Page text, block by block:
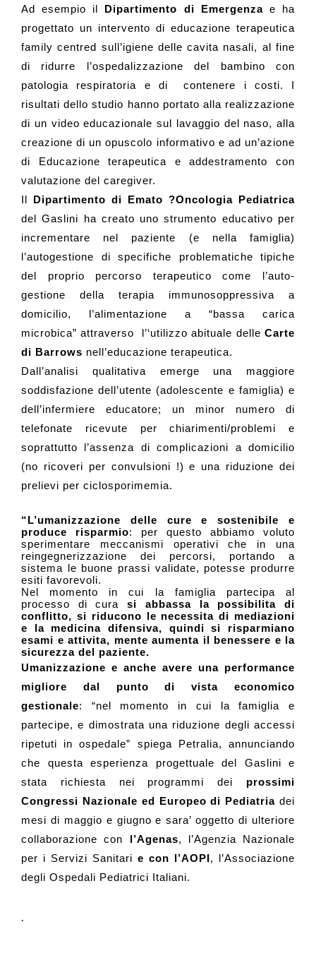
Ad esempio il
Dipartimento di Emergenzae ha
progettato un intervento di educazione terapeutica
family centred sull’igiene delle cavita nasali, al fine
di ridurre l’ospedalizzazione del bambino con
patologia respiratoria e di
contenere i costi. I
risultati dello studio hanno portato alla realizzazione
di un video educazionale sul lavaggio del naso, alla
creazione di un opuscolo informativo e ad un’azione
di Educazione terapeutica e addestramento con
valutazione del caregiver.
Dipartimento di Emato ?Oncologia Pediatrica
del Gaslini ha creato uno strumento educativo per
incrementare nel paziente (e nella famiglia)
l’autogestione di specifiche problematiche tipiche
del proprio percorso terapeutico come l’auto-
gestione della terapia immunosoppressiva a
domicilio, l’alimentazione a “bassa carica
microbica” attraverso l’‘utilizzo abituale delleCarte
di Barrows nell’educazione terapeutica.
Dall’analisi qualitativa emerge una maggiore
soddisfazione dell’utente (adolescente e famiglia) e
dell’infermiere educatore; un minor numero di
telefonate ricevute per chiarimenti/problemi e
soprattutto l’assenza di complicazioni a domicilio
(no ricoveri per convulsioni !) e una riduzione dei
prelievi per ciclosporimemia.
“L’umanizzazione delle cure e sostenibile e
produce risparmio: per questo abbiamo voluto
sperimentare meccanismi operativi che in una
reingegnerizzazione dei percorsi, portando a
sistema le buone prassi validate, potesse produrre
esiti favorevoli.
Nel momento in cui la famiglia partecipa al
processo di curasi abbassa la possibilita di
conflitto, si riducono le necessita di mediazioni
e la medicina difensiva, quindi si risparmiano
esami e attivita, mente aumenta il benessere e la
sicurezza del paziente.
Umanizzazione e anche avere una performance
migliore dal punto di vista economico
gestionale: “nel momento in cui la famiglia e
partecipe, e dimostrata una riduzione degli accessi
ripetuti in ospedale” spiega Petralia, annunciando
che questa esperienza progettuale del Gaslini e
stata richiesta nei programmi dei prossimi
Congressi Nazionale ed Europeo di Pediatria dei
mesi di maggio e giugno e sara’ oggetto di ulteriore
collaborazione con
l’Agenas, l’Agenzia Nazionale
per i Servizi Sanitari e con l’AOPI , l’Associazione
degli Ospedali Pediatrici Italiani.